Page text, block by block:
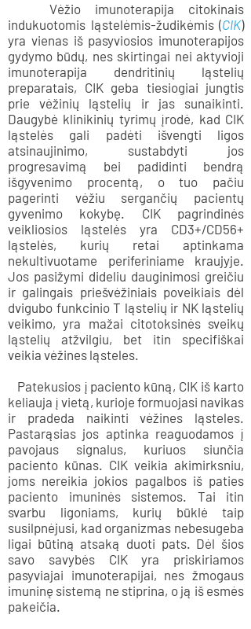
Vėžio imunoterapija citokinais
indukuotomis ląstelėmis-žudikėmis (CIK)
yra vienas iš pasyviosios imunoterapijos
gydymo būdų, nes skirtingai nei aktyvioji
imunoterapija dendritinių ląstelių
preparatais, CIK geba tiesiogiai jungtis
prie vėžinių ląstelių ir jas sunaikinti.
Daugybė klinikinių tyrimų įrodė, kad CIK
ląstelės gali padėti išvengti ligos
atsinaujinimo, sustabdyti jos
progresavimą bei padidinti bendrą
išgyvenimo procentą, o tuo pačiu
pagerinti vėžiu sergančių pacientų
gyvenimo kokybę. CIK pagrindinės
veikliosios ląstelės yra CD3+/CD56+
ląstelės, kurių retai aptinkama
nekultivuotame periferiniame kraujyje.
Jos pasižymi dideliu dauginimosi greičiu
ir galingais priešvėžiniais poveikiais dėl
dvigubo funkcinio T ląstelių ir NK ląstelių
veikimo, yra mažai citotoksinės sveikų
ląstelių atžvilgiu, bet itin specifiškai
veikia vėžines ląsteles.
Patekusios į paciento kūną, CIK iš karto
keliauja į vietą, kurioje formuojasi navikas
ir pradeda naikinti vėžines ląsteles.
Pastarąsias jos aptinka reaguodamos į
pavojaus signalus, kuriuos siunčia
paciento kūnas. CIK veikia akimirksniu,
joms nereikia jokios pagalbos iš paties
paciento imuninės sistemos. Tai itin
svarbu ligoniams, kurių būklė taip
susilpnėjusi, kad organizmas nebesugeba
ligai būtiną atsaką duoti pats. Dėl šios
savo savybės CIK yra priskiriamos
pasyviajai imunoterapijai, nes žmogaus
imuninę sistemą ne stiprina, o ją iš esmės
pakeičia.